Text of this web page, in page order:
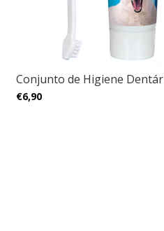
Conjunto de Higiene
€6,90